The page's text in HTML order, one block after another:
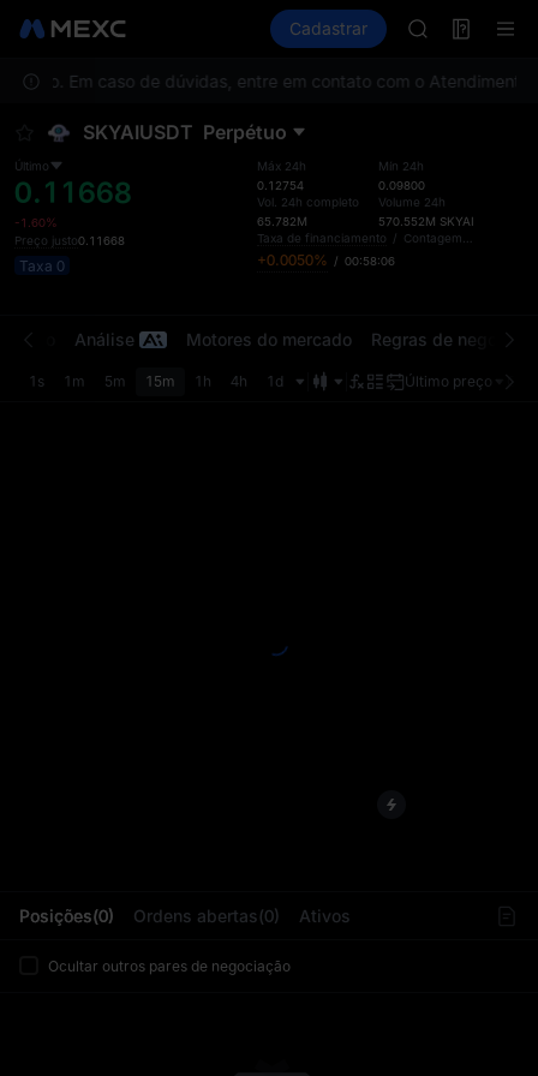
TradFi Information
Cadastrar
AAOI
UNITREE
SKYAI
UNITREE
SPCX rises
Em caso de dúvidas, entre em contato com o Atendimento
SKYAIUSDT Perpétuo
Último
0.11668
-1.60%
Preço justo0.11668
Taxa 0
Máx 24h
0.12754
Vol. 24h completo
65.782M
Mín 24h
0.09800
Volume 24h
570.552M SKYAI
Taxa de financiamento /
+0.0050% / 00:58:06
Posições(0) Ordens abertas(0) Ativos
Ocultar outros pares de negociação
Análise Motores do mercado Regras de
1s 1m 5m 15m 1h 4h 1d Último preço